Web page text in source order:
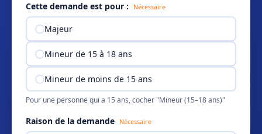
Cette demande est pour : Nécessaire
Majeur
Mineur de 15 à 18 ans
Mineur de moins de 15 ans
Pour une personne qui a 15 ans, cocher "Mineur (15–18 ans)"
Raison de la demande Nécessaire